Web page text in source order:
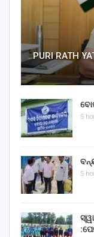
PURI RATH
5
5